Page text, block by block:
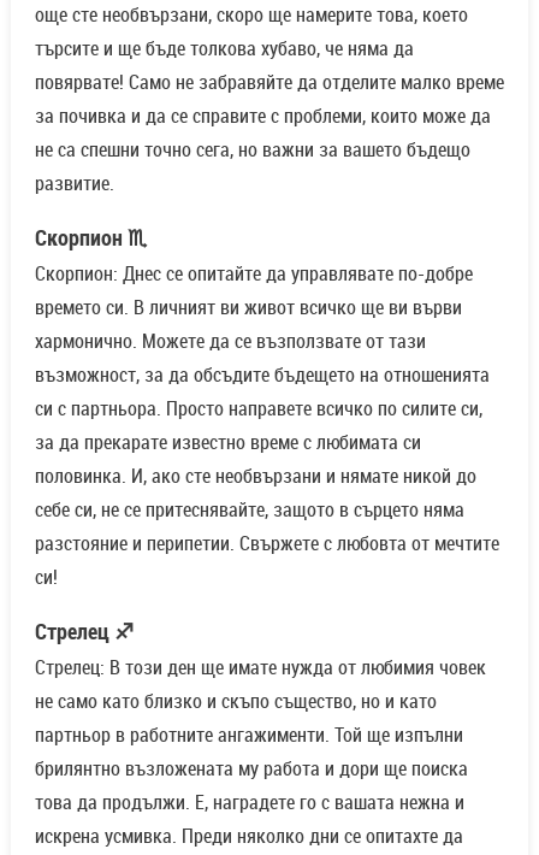
още сте необвързани, скоро ще намерите това, което
търсите и ще бъде толкова хубаво, че няма да
повярвате! Само не забравяйте да отделите малко време
за почивка и да се справите с проблеми, които може да
не са спешни точно сега, но важни за вашето бъдещо
развитие.
Скорпион ♏
Скорпион: Днес се опитайте да управлявате по-добре
времето си. В личният ви живот всичко ще ви върви
хармонично. Можете да се възползвате от тази
възможност, за да обсъдите бъдещето на отношенията
си с партньора. Просто направете всичко по силите си,
за да прекарате известно време с любимата си
половинка. И, ако сте необвързани и нямате никой до
себе си, не се притеснявайте, защото в сърцето няма
разстояние и перипетии. Свържете с любовта от мечтите
си!
Стрелец ♐
Стрелец: В този ден ще имате нужда от любимия човек
не само като близко и скъпо същество, но и като
партньор в работните ангажименти. Той ще изпълни
брилянтно възложената му работа и дори ще поиска
това да продължи. Е, наградете го с вашата нежна и
искрена усмивка. Преди няколко дни се опитахте да